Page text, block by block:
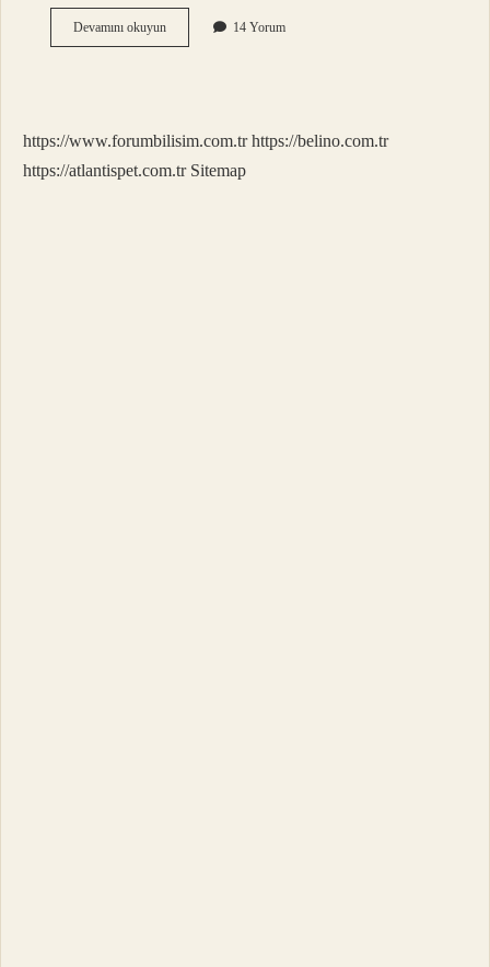
Devamını okuyunEvli
Kızına
14 Yorum
https://www.forumbilisim.com.tr https://belino.com.tr
https://atlantispet.com.tr Sitemap